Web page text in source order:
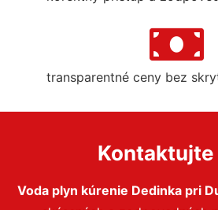
transparentné ceny bez
Kontaktujte
Voda plyn kúrenie Dedinka pri